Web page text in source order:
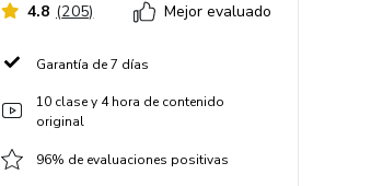
4.8 (205) Mejor evaluado
Garantía de 7 días
10 clase y 4 hora de contenido
original
96% de evaluaciones positivas